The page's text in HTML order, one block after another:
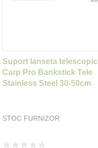
Suport lanseta telescopic
Carp Pro Bankstick Tele
Stainless Steel 30-50cm
STOC FURNIZOR